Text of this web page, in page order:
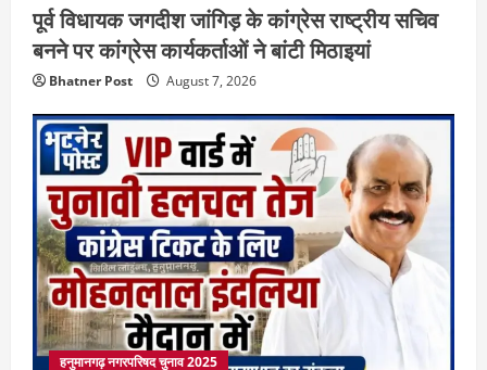
पूर्व विधायक जगदीश जांगिड़ के कांग्रेस राष्ट्रीय सचिव
बनने पर कांग्रेस कार्यकर्ताओं ने बांटी मिठाइयां
Bhatner Post August 7, 2026
हनुमानगढ़ नगरपरिषद चुनाव 2025